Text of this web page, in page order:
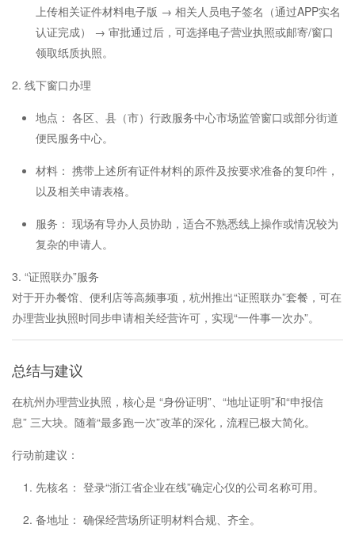
上传相关证件材料电子版 → 相关人员电子签名（通过APP实名
认证完成） → 审批通过后，可选择电子营业执照或邮寄/窗口
领取纸质执照。
2. 线下窗口办理
地点： 各区、县（市）行政服务中心市场监管窗口或部分街道
便民服务中心。
材料： 携带上述所有证件材料的原件及按要求准备的复印件，
以及相关申请表格。
服务： 现场有导办人员协助，适合不熟悉线上操作或情况较为
复杂的申请人。
3. “证照联办”服务
对于开办餐馆、便利店等高频事项，杭州推出“证照联办”套餐，可在
办理营业执照时同步申请相关经营许可，实现“一件事一次办”。
总结与建议
在杭州办理营业执照，核心是 “身份证明”、“地址证明”和“申报信
息” 三大块。随着“最多跑一次”改革的深化，流程已极大简化。
行动前建议：
先核名： 登录“浙江省企业在线”确定心仪的公司名称可用。
备地址： 确保经营场所证明材料合规、齐全。